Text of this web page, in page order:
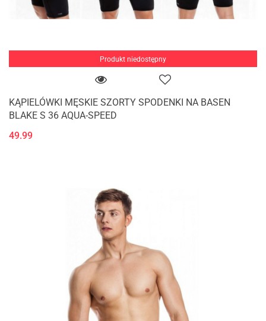
Produkt niedostępny
KĄPIELÓWKI MĘSKIE SZORTY SPODENKI NA BASEN
BLAKE S 36 AQUA-SPEED
49.99